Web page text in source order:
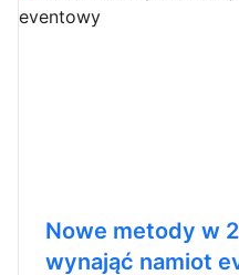
Nowe metody w
wynająć namiot